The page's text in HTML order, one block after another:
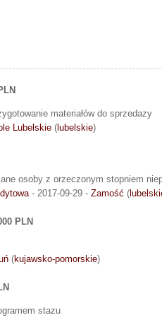
materiałów do sprzedazy
Lubelskie ( lubelskie)
osoby z orzeczonym stopniem
- 2017-09-29 - Zamość (
PLN
(kujawsko-pomorskie)
stazu